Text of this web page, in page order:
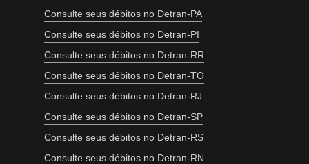
Consulte seus débitos no Detran-PA
Consulte seus débitos no Detran-PI
Consulte seus débitos no Detran-RR
Consulte seus débitos no Detran-TO
Consulte seus débitos no Detran-RJ
Consulte seus débitos no Detran-SP
Consulte seus débitos no Detran-RS
Consulte seus débitos no Detran-RN